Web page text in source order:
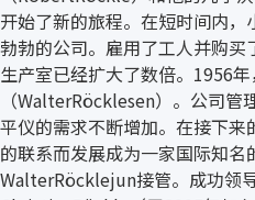
开始了新的旅程。在短时间内
勃勃的公司。雇用了工人并购买
生产室已经扩大了数倍。1956
（WalterRöcklesen）。公司
平仪的需求不断增加。在接下
的联系而发展成为一家国际知
WalterRöcklejun接管。成功领